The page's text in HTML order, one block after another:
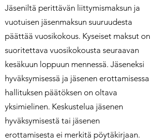
Jäseniltä perittävän liittymismaksun ja
vuotuisen jäsenmaksun suuruudesta
päättää vuosikokous. Kyseiset maksut on
suoritettava vuosikokousta seuraavan
kesäkuun loppuun mennessä. Jäseneksi
hyväksymisessä ja jäsenen erottamisessa
hallituksen päätöksen on oltava
yksimielinen. Keskustelua jäsenen
hyväksymisestä tai jäsenen
erottamisesta ei merkitä pöytäkirjaan.